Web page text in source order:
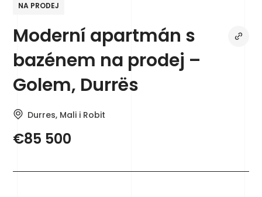
NA PRODEJ
Moderní apartmán s
bazénem na prodej –
Golem, Durrës
Durres, Mali i Robit
€85 500